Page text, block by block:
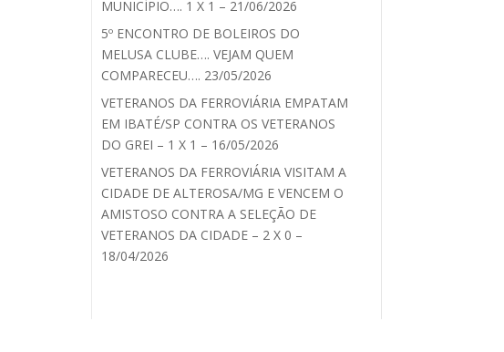
MUNICÍPIO…. 1 X 1 – 21/06/2026
5º ENCONTRO DE BOLEIROS DO
MELUSA CLUBE…. VEJAM QUEM
COMPARECEU…. 23/05/2026
VETERANOS DA FERROVIÁRIA EMPATAM
EM IBATÉ/SP CONTRA OS VETERANOS
DO GREI – 1 X 1 – 16/05/2026
VETERANOS DA FERROVIÁRIA VISITAM A
CIDADE DE ALTEROSA/MG E VENCEM O
AMISTOSO CONTRA A SELEÇÃO DE
VETERANOS DA CIDADE – 2 X 0 –
18/04/2026